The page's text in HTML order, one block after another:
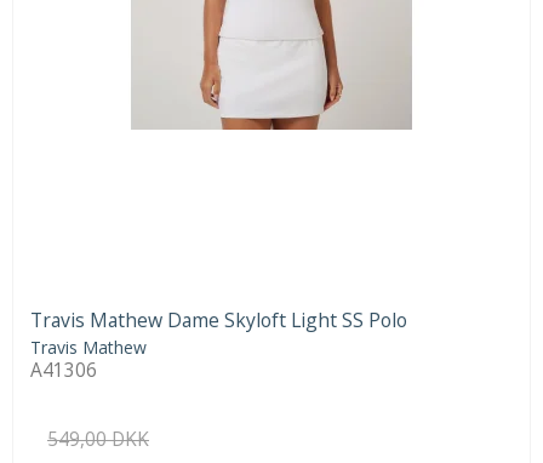
Travis Mathew Dame Skyloft Light SS Polo
Travis Mathew
A41306
549,00 DKK